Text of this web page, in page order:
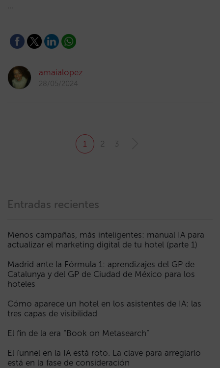
…
amaialopez
28/05/2024
1 2 3
Entradas recientes
Menos campañas, más inteligentes: manual IA para
actualizar el marketing digital de tu hotel (parte 1)
Madrid ante la Fórmula 1: aprendizajes del GP de
Catalunya y del GP de Ciudad de México para los
hoteles
Cómo aparece un hotel en los asistentes de IA: las
tres capas de visibilidad
El fin de la era “Book on Metasearch”
El funnel en la IA está roto. La clave para arreglarlo
está en la fase de consideración